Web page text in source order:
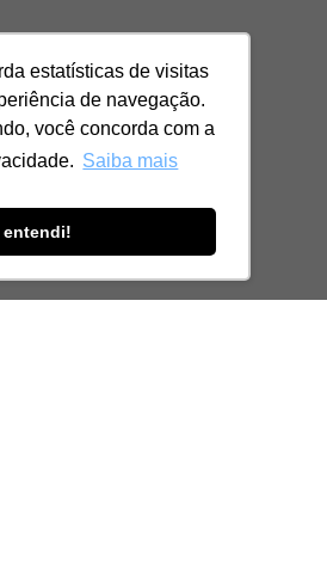
estatísticas de visitas
de navegação.
você concorda com a
Saiba mais
entendi!